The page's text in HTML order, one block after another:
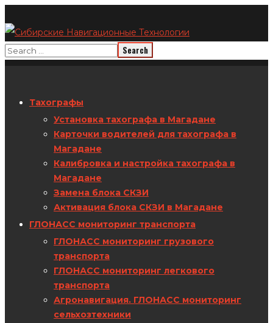
Тахографы
Установка тахографа в Магадане
Карточки водителей для тахографа в
Магадане
Калибровка и настройка тахографа в
Магадане
Замена блока СКЗИ
Активация блока СКЗИ в Магадане
ГЛОНАСС мониторинг транспорта
ГЛОНАСС мониторинг грузового
транспорта
ГЛОНАСС мониторинг легкового
транспорта
Агронавигация. ГЛОНАСС мониторинг
сельхозтехники